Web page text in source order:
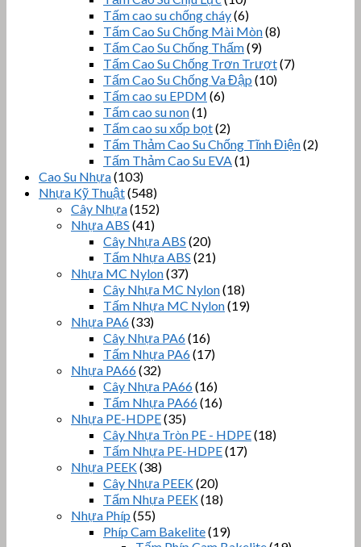
Tấm cao su chống cháy(6)
Tấm Cao Su Chống Mài Mòn(8)
Tấm Cao Su Chống Thấm(9)
Tấm Cao Su Chống Trơn Trượt(7)
Tấm Cao Su Chống Va Đập (10)
Tấm cao su EPDM (6)
Tấm cao su non(1)
Tấm cao su xốp bọt(2)
Tấm Thảm Cao Su Chống Tĩnh Điện(2)
Tấm Thảm Cao Su EVA(1)
Cao Su Nhựa(103)
Nhựa Kỹ Thuật(548)
Cây Nhựa(152)
Nhựa ABS (41)
Cây Nhựa ABS (20)
Tấm Nhựa ABS (21)
Nhựa MC Nylon(37)
Cây Nhựa MC Nylon(18)
Tấm Nhựa MC Nylon(19)
Nhựa PA6(33)
Cây Nhựa PA6(16)
Tấm Nhựa PA6(17)
Nhựa PA66(32)
Cây Nhựa PA66(16)
Tấm Nhựa PA66(16)
Nhựa PE-HDPE(35)
Cây Nhựa Tròn PE - HDPE(18)
Tấm Nhựa PE-HDPE(17)
Nhựa PEEK(38)
Cây Nhựa PEEK(20)
Tấm Nhựa PEEK(18)
Nhựa Phíp (55)
Phíp Cam Bakelite(19)